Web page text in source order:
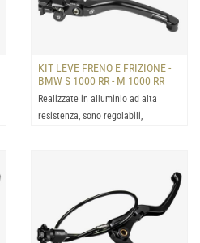
KIT LEVE FRENO E FRIZIONE -
BMW S 1000 RR - M 1000 RR
Realizzate in alluminio ad alta
resistenza, sono regolabili,